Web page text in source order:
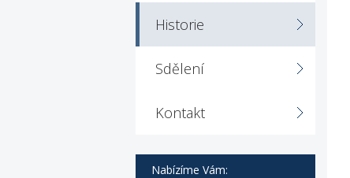
Historie
Sdělení
Kontakt
Nabízíme Vám: